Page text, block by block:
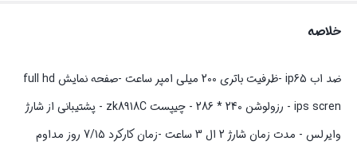
خلاصه
ضد اب ip65 -ظرفیت باتری 200 میلی امپر ساعت -صفحه نمایش full hd
ips scren - رزولوشن 240 * 286 - چیپست zk8918C - پشتیبانی از شارژ
وایرلس - مدت زمان شارژ 2 ال 3 ساعت -زمان کارکرد 7/15 روز مداوم